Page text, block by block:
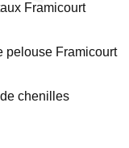
Framicourt
pelouse Framicourt
chenilles